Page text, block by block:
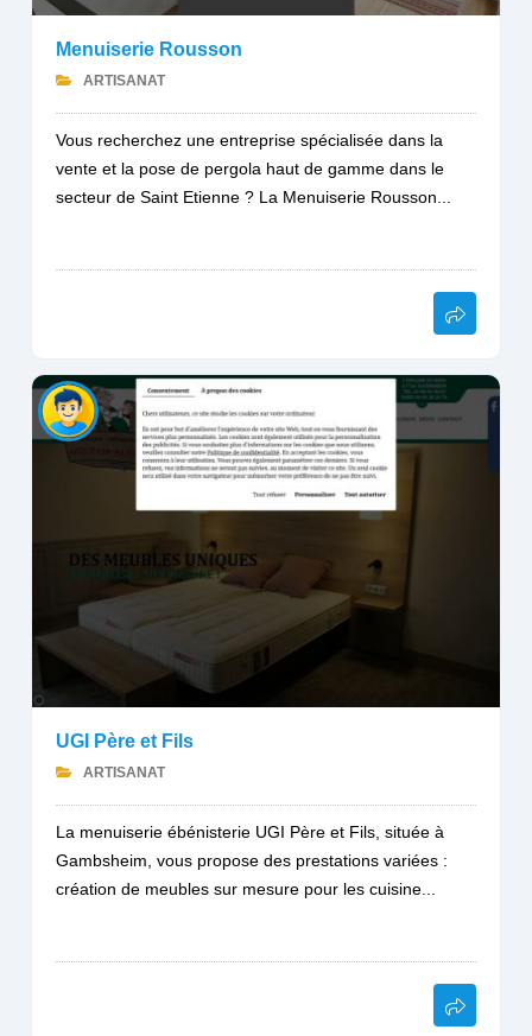
Menuiserie Rousson
ARTISANAT
Vous recherchez une entreprise spécialisée dans la
vente et la pose de pergola haut de gamme dans le
secteur de Saint Etienne ? La Menuiserie Rousson...
UGI Père et Fils
ARTISANAT
La menuiserie ébénisterie UGI Père et Fils, située à
Gambsheim, vous propose des prestations variées :
création de meubles sur mesure pour les cuisine...